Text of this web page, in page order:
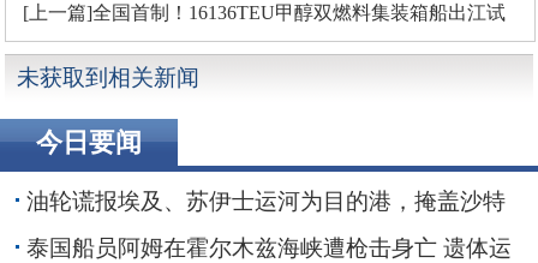
仅需7天
[上一篇]全国首制！16136TEU甲醇双燃料集装箱船出江试
航
未获取到相关新闻
今日要闻
油轮谎报埃及、苏伊士运河为目的港，掩盖沙特
红海装货行动
泰国船员阿姆在霍尔木兹海峡遭枪击身亡 遗体运